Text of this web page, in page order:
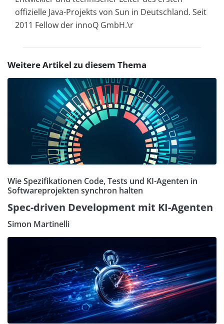
offizielle Java-Projekts von Sun in Deutschland. Seit
2011 Fellow der innoQ GmbH.\r
Weitere Artikel zu diesem Thema
Wie Spezifikationen Code, Tests und KI-Agenten in
Softwareprojekten synchron halten
Spec-driven Development mit KI-Agenten
Simon Martinelli